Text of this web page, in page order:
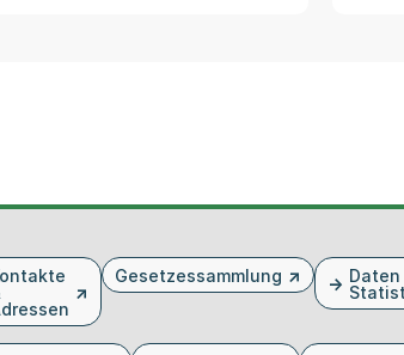
Gesetzessammlung
Daten